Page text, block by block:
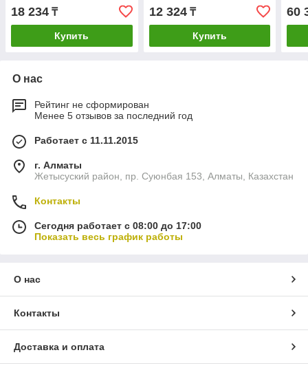
18 234 ₸
Купить
12 324₸
Купить
60
О нас
Рейтинг не сформирован
Менее 5 отзывов за последний год
Работает с 11.11.2015
г. Алматы
Жетысуский район, пр. Суюнбая 153, Алматы, Казахстан
Контакты
Сегодня работает с 08:00 до 17:00
Показать весь график работы
О нас
Контакты
Доставка и оплата